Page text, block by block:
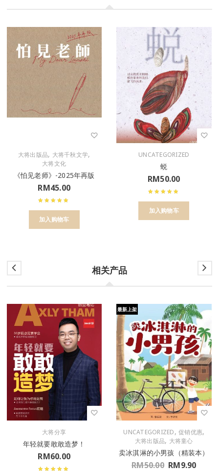
大将出版品, 大将千秋文学,
大将文化
《怕见老师》-2025年再版
RM45.00
加入购物车
UNCATEGORIZED
蜕
RM50.00
加入购物车
相关产品
大将分享
年轻就要敢敢造梦！
RM60.00
最新上架
UNCATEGORIZED,促销优惠,
大将出版品, 大将童心
卖冰淇淋的小男孩（精装本）
RM50.00 RM9.90